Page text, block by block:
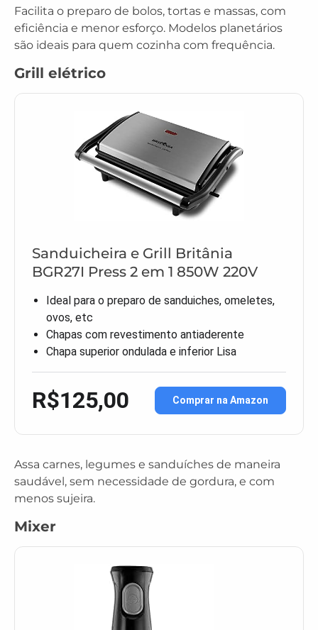
Facilita o preparo de bolos, tortas e massas, com
eficiência e menor esforço. Modelos planetários
são ideais para quem cozinha com frequência.
Grill elétrico
Sanduicheira e Grill Britânia
BGR27I Press 2 em 1 850W 220V
Ideal para o preparo de sanduiches, omeletes,
ovos, etc
Chapas com revestimento antiaderente
Chapa superior ondulada e inferior Lisa
R$125,00 Comprar na Amazon
Assa carnes, legumes e sanduíches de maneira
saudável, sem necessidade de gordura, e com
menos sujeira.
Mixer